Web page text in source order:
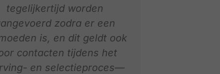
tegelijkertijd worden
zodra er een
is, en dit geldt ook
contacten tijdens het
en selectieproces—